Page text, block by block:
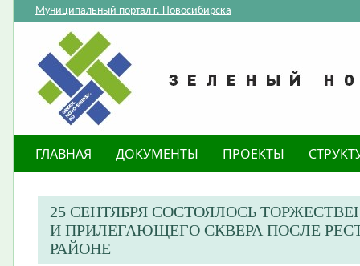
Муниципальный портал г. Новосибирска
ГЛАВНАЯ ДОКУМЕНТЫ ПРОЕКТЫ
25 СЕНТЯБРЯ СОСТОЯЛОСЬ
И ПРИЛЕГАЮЩЕГО СКВЕРА ПОСЛЕ
РАЙОНЕ